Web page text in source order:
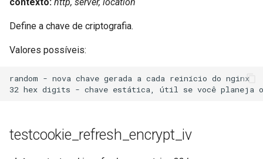
Define a chave de criptografia.
Valores possíveis:
random - nova chave gerada a cada reinício do nginx
testcookie_refresh_encrypt_iv